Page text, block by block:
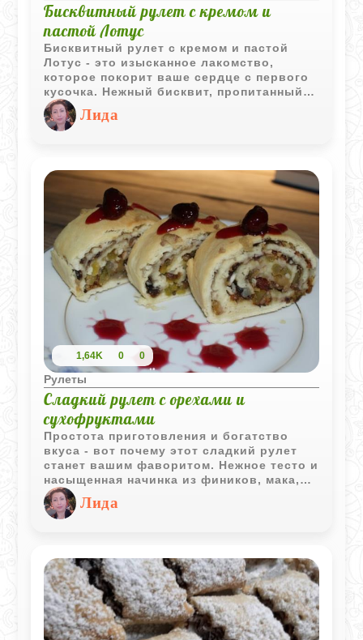
Бисквитный рулет с кремом и
пастой Лотус
Бисквитный рулет с кремом и пастой
Лотус - это изысканное лакомство,
которое покорит ваше сердце с первого
кусочка. Нежный бисквит, пропитанный
ароматным кремом и пастой Лотус,
создает невероятное сочетание вкусов и
текстур. Этот десерт идеально подходит
близких.
Лида
1,64K 0 0
Рулеты
Сладкий рулет с орехами и
сухофруктами
Простота приготовления и богатство
вкуса - вот почему этот сладкий рулет
станет вашим фаворитом. Нежное тесто и
насыщенная начинка из фиников, мака,
орехов и сухофруктов - всё, что нужно
для уютного чаепития или праздничного
десерта.
Лида